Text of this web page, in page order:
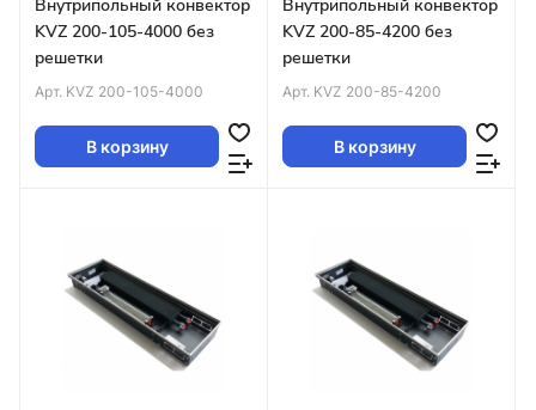
Внутрипольный конвектор
KVZ 200-105-4000 без
решетки
Арт. KVZ 200-105-4000
В корзину
Внутрипольный конвектор
KVZ 200-85-4200 без
решетки
Арт. KVZ 200-85-4200
В корзину